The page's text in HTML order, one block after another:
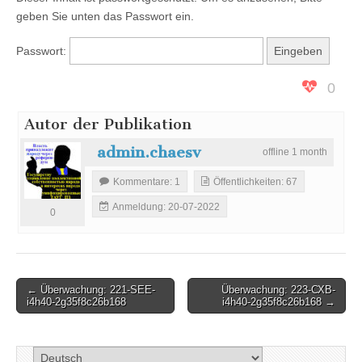
Staatsstruktur
der Ukraine
2g35f8c26b168
geben Sie unten das Passwort ein.
Passwort:
0
Autor der Publikation
offline 1 month
admin.chaesv
0
Kommentare: 1 Öffentlichkeiten: 67
Anmeldung: 20-07-2022
Beitragsnavigation
← Überwachung: 221-SEE-
i4h40-2g35f8c26b168
Überwachung: 223-СХВ-
i4h40-2g35f8c26b168 →